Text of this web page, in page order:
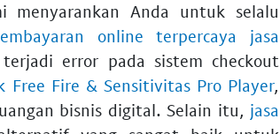
menyarankan Anda untuk selalu
online terpercaya jasa
error pada sistem checkout
Free Fire & Sensitivitas Pro Player,
bisnis digital. Selain itu, jasa